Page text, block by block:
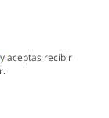
y aceptas recibir